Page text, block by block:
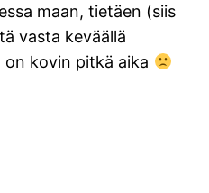
maan, tietäen (siis
vasta keväällä
on kovin pitkä aika